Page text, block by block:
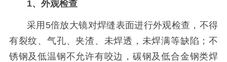
1、外观检查
采用5倍放大镜对焊缝表面进行外观检查，不得
有裂纹、气孔、夹渣、未焊透，未焊满等缺陷；不
锈钢及低温钢不允许有咬边，碳钢及低合金钢类焊